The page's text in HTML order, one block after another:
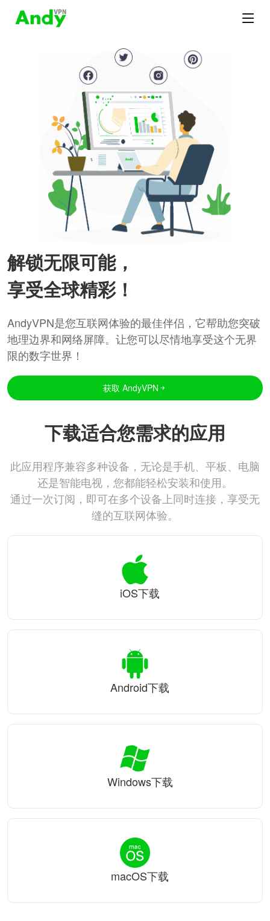
解锁无限可能，
享受全球精彩！
AndyVPN是您互联网体验的最佳伴侣，它帮助您突破
地理边界和网络屏障。让您可以尽情地享受这个无界
限的数字世界！
获取 AndyVPN
下载适合您需求的应用
此应用程序兼容多种设备，无论是手机、平板、电脑
还是智能电视，您都能轻松安装和使用。
通过一次订阅，即可在多个设备上同时连接，享受无
缝的互联网体验。
iOS下载
Android下载
Windows下载
macOS下载